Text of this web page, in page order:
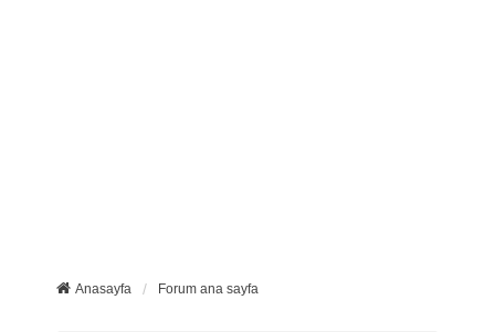
Anasayfa Forum ana sayfa